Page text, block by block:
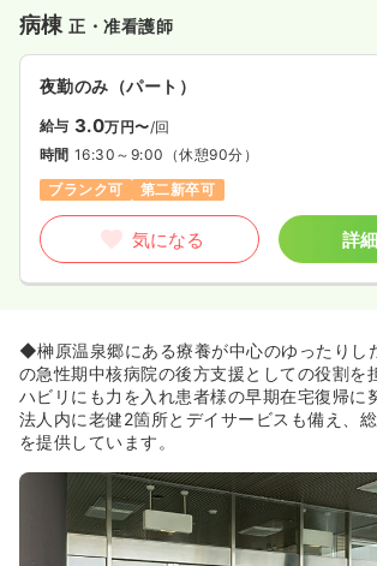
病棟正・准看護師
夜勤のみ（パート）
給与 3.0万円〜/回
時間 16:30～9:00 （休憩90分）
ブランク可
第二新卒可
気になる 詳
◆榊原温泉郷にある療養が中心のゆったりし
の急性期中核病院の後方支援としての役割を
ハビリにも力を入れ患者様の早期在宅復帰に
法人内に老健2箇所とデイサービスも備え、
を提供しています。